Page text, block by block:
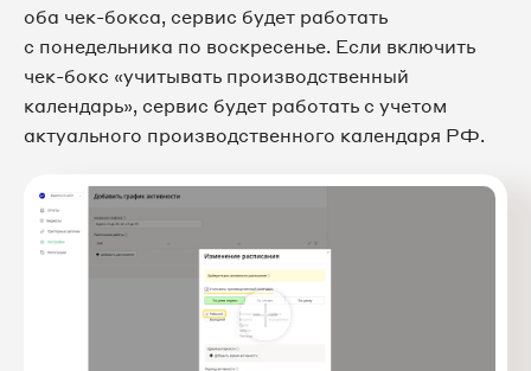
оба чек-бокса, сервис будет работать
с понедельника по воскресенье. Если включить
чек-бокс «учитывать производственный
календарь», сервис будет работать с учетом
актуального производственного календаря РФ.